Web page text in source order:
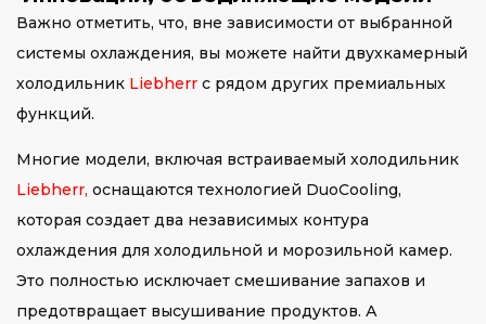
Важно отметить, что, вне зависимости от выбранной
системы охлаждения, вы можете найти двухкамерный
холодильник Liebherr с рядом других премиальных
функций.
Многие модели, включая встраиваемый холодильник
Liebherr, оснащаются технологией DuoCooling,
которая создает два независимых контура
охлаждения для холодильной и морозильной камер.
Это полностью исключает смешивание запахов и
предотвращает высушивание продуктов. А